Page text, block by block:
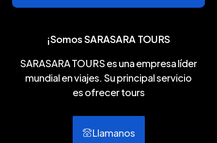
¡Somos SARASARA TOURS
SARASARA TOURS es una empresa líder
mundial en viajes. Su principal servicio
es ofrecer tours
Llamanos